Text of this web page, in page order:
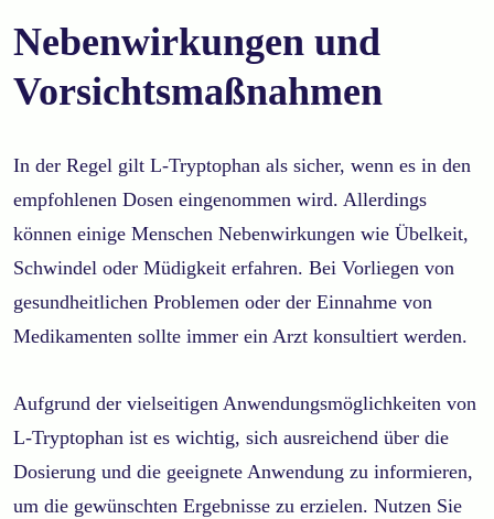
Nebenwirkungen und
Vorsichtsmaßnahmen
In der Regel gilt L-Tryptophan als sicher, wenn es in den
empfohlenen Dosen eingenommen wird. Allerdings
können einige Menschen Nebenwirkungen wie Übelkeit,
Schwindel oder Müdigkeit erfahren. Bei Vorliegen von
gesundheitlichen Problemen oder der Einnahme von
Medikamenten sollte immer ein Arzt konsultiert werden.
Aufgrund der vielseitigen Anwendungsmöglichkeiten von
L-Tryptophan ist es wichtig, sich ausreichend über die
Dosierung und die geeignete Anwendung zu informieren,
um die gewünschten Ergebnisse zu erzielen. Nutzen Sie